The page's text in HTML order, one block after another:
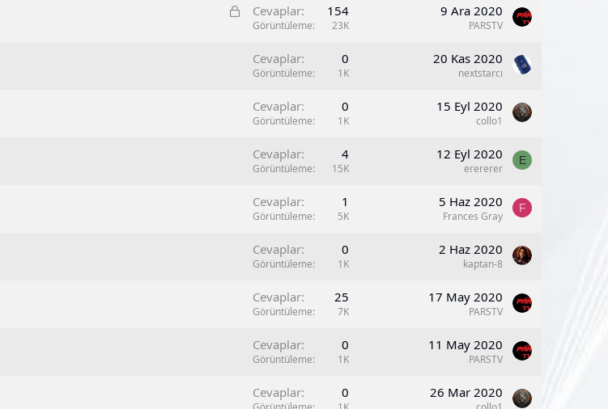
K
Cevaplar 154
Görüntüleme 23K
9 Ara 2020
PARSTV
Cevaplar 0
Görüntüleme 1K
20 Kas 2020
nextstarcı
Cevaplar 0
Görüntüleme 1K
15 Eyl 2020
collo1
Cevaplar 4
Görüntüleme 15K
12 Eyl 2020
erererer
E
Cevaplar 1
Görüntüleme 5K
5 Haz 2020
Frances Gray
F
Cevaplar 0
Görüntüleme 1K
2 Haz 2020
kaptan-8
Cevaplar 25
Görüntüleme 7K
17 May 2020
PARSTV
Cevaplar 0
Görüntüleme 1K
11 May 2020
PARSTV
Cevaplar 0 26 Mar 2020